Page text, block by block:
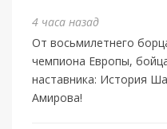
4 часа назад
От восьмилетнего
чемпиона Европы,
наставника: История
Амирова!